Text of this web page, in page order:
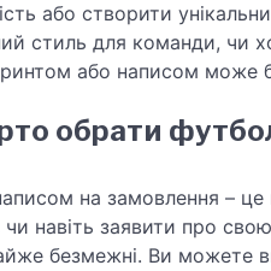
або створити
стиль для команди, чи
або написом може
обрати
на замовлення – це
чи навіть заявити про
безмежні. Ви можете